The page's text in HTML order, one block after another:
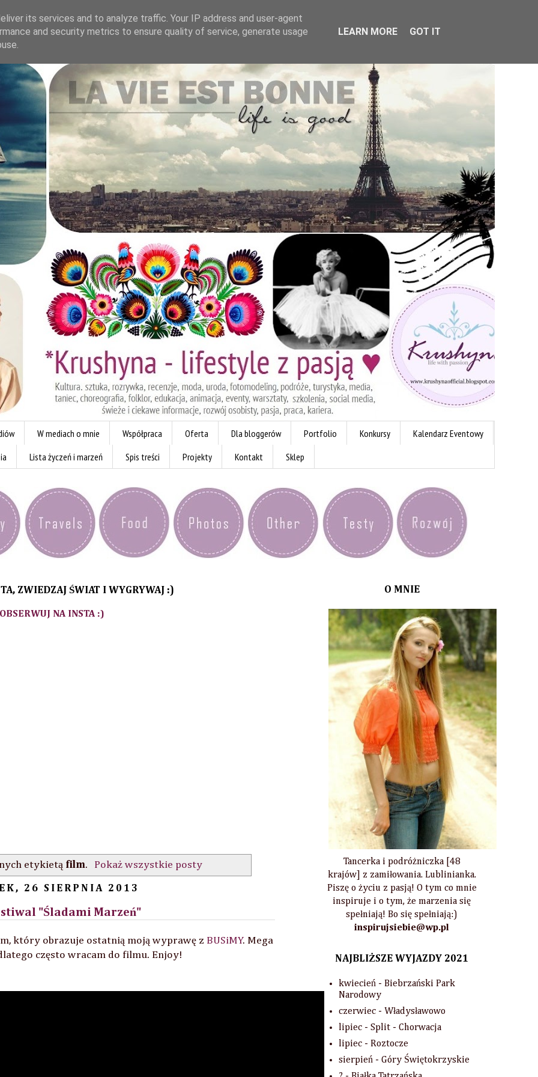
.
W mediach o mnie Współpraca Oferta Dla bloggerów Portfolio Konkursy
Kalendarz Eventowy
Lista życzeń i marzeń Spis treści Projekty Kontakt Sklep
ZWIEDZAJ ŚWIAT I WYGRYWAJ :)
NA INSTA :)
etykietą film. Pokaż wszystkie posty
26 SIERPNIA 2013
"Śladami Marzeń"
który obrazuje ostatnią moją wyprawę z BUSiMY. Mega
często wracam do filmu. Enjoy!
O MNIE
Tancerka i podróżniczka [48
krajów] z zamiłowania. Lublinianka.
Piszę o życiu z pasją! O tym co mnie
inspiruje i o tym, że marzenia się
spełniają! Bo się spełniają:)
inspirujsiebie@wp.pl
NAJBLIŻSZE WYJAZDY 2021
kwiecień - Biebrzański Park
Narodowy
czerwiec - Władysławowo
lipiec - Split - Chorwacja
lipiec - Roztocze
sierpień - Góry Świętokrzyskie
its services and to analyze traffic. Your IP address and user-agent
and security metrics to ensure quality of service, generate usage
LEARN MORE GOT IT